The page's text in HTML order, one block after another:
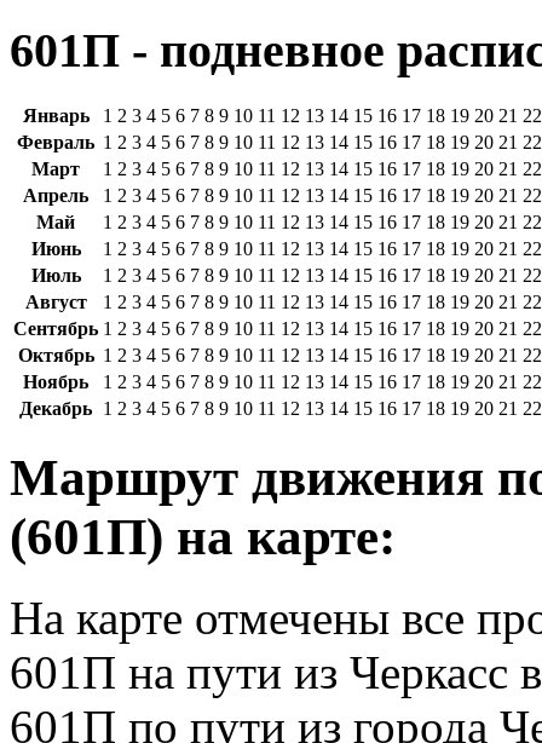
601П - подневное
Январь 1 2 3 4 5 6 7 8 9 10 11 12 13 14 15 16 17 18 19 20 21 22
Февраль 1 2 3 4 5 6 7 8 9 10 11 12 13 14 15 16 17 18 19 20 21 22
Март
1 2 3 4 5 6 7 8 9 10 11 12 13 14 15 16 17 18 19 20 21 22
Апрель
1 2 3 4 5 6 7 8 9 10 11 12 13 14 15 16 17 18 19 20 21 22
Май
1 2 3 4 5 6 7 8 9 10 11 12 13 14 15 16 17 18 19 20 21 22
Июнь
1 2 3 4 5 6 7 8 9 10 11 12 13 14 15 16 17 18 19 20 21 22
Июль
1 2 3 4 5 6 7 8 9 10 11 12 13 14 15 16 17 18 19 20 21 22
Август
1 2 3 4 5 6 7 8 9 10 11 12 13 14 15 16 17 18 19 20 21 22
Сентябрь 1 2 3 4 5 6 7 8 9 10 11 12 13 14 15 16 17 18 19 20 21 22
Октябрь 1 2 3 4 5 6 7 8 9 10 11 12 13 14 15 16 17 18 19 20 21 22
Ноябрь
1 2 3 4 5 6 7 8 9 10 11 12 13 14 15 16 17 18 19 20 21 22
Декабрь 1 2 3 4 5 6 7 8 9 10 11 12 13 14 15 16 17 18 19 20 21 22
Маршрут движения
(601П) на карте:
На карте отмечены все
601П на пути из Черкасс
601П по пути из города